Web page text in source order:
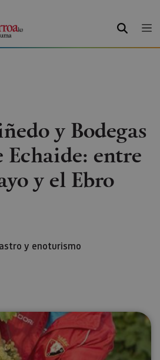
BUSCAR
y Bodegas
entre
y el Ebro
y enoturismo